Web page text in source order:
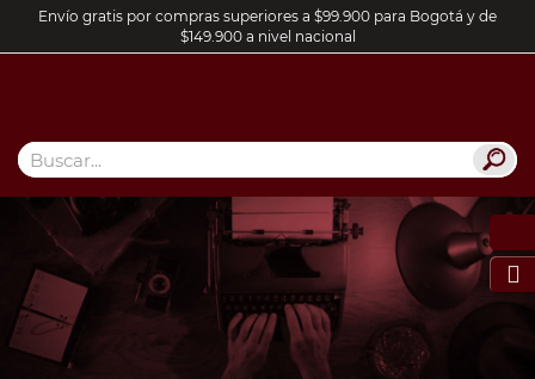
Envío gratis por compras superiores a $99.900 para Bogotá y de
$149.900 a nivel nacional
